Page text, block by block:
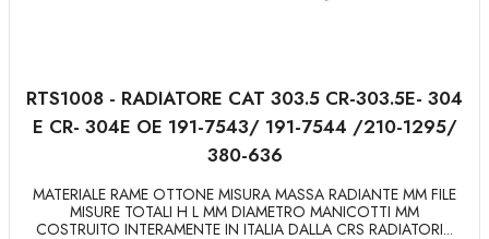
RTS1008 - RADIATORE CAT 303.5 CR-303.5E- 304
E CR- 304E OE 191-7543/ 191-7544 /210-1295/
380-636
MATERIALE RAME OTTONE MISURA MASSA RADIANTE MM FILE
MISURE TOTALI H L MM DIAMETRO MANICOTTI MM
COSTRUITO INTERAMENTE IN ITALIA DALLA CRS RADIATORI...